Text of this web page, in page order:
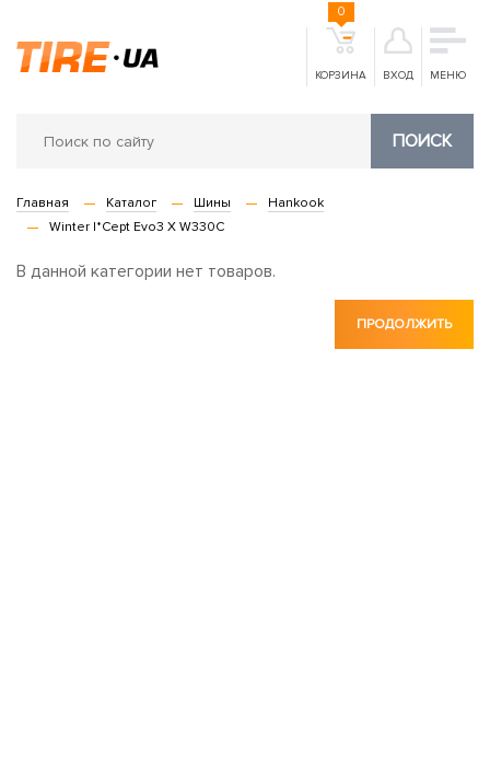
КОРЗИНА
0
ВХОД МЕНЮ
ПОИСК
Главная Каталог Шины
Hankook
Winter I*Cept Evo3 X W330С
В данной категории нет товаров.
ПРОДОЛЖИТЬ